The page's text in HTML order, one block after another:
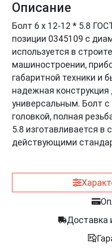
Описание
Болт 6 х 12-12 * 5.8
позиции 0345109 с
используется в
машиностроении,
габаритной техники и
надежная
универсальным. Болт
головкой, полная
5.8 изготавливается в
действующими
Доставка